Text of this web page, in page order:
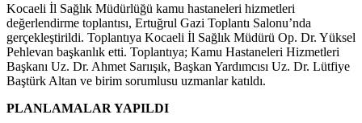
Kocaeli İl Sağlık Müdürlüğü kamu hastaneleri hizmetleri
değerlendirme toplantısı, Ertuğrul Gazi Toplantı Salonu’nda
gerçekleştirildi. Toplantıya Kocaeli İl Sağlık Müdürü Op. Dr. Yüksel
Pehlevan başkanlık etti. Toplantıya; Kamu Hastaneleri Hizmetleri
Başkanı Uz. Dr. Ahmet Sarıışık, Başkan Yardımcısı Uz. Dr. Lütfiye
Baştürk Altan ve birim sorumlusu uzmanlar katıldı.
PLANLAMALAR YAPILDI